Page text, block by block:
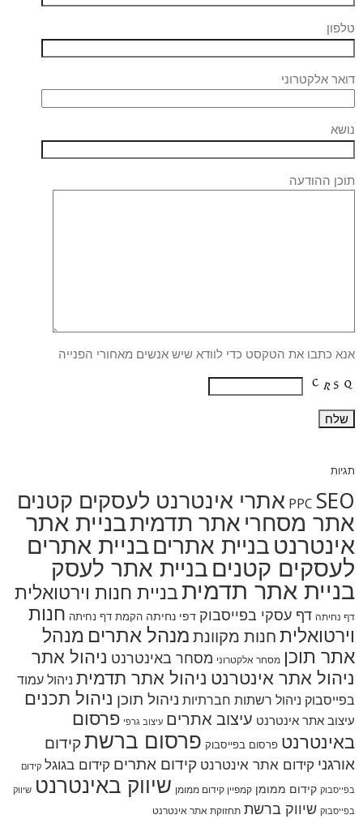
טלפון
דואר אלקטרוני
נושא
תוכן ההודעה
אנא כתבו את הטקסט כדי לוודא שיש אנשים מאחורי הפנייה
תגיות
PPC SEO אתרי אינטרנט לעסקים קטנים
אתר מסחריאתר תדמיתבניית אתר
אינטרנטבניית אתריםבניית אתרים
לעסקים קטניםבניית אתר לעסק
בניית אתר תדמית בניית חנות וירטואלית
דף נחיתה דף עסקי בפייסבוק דפי נחיתה הקמת דף נחיתה חנות
וירטואלית חנות מקוונת מנהל אתרים מנהל
אתר תוכן מסחר אלקטרוני מסחר באינטרנט ניהול אתר
ניהול אתר אינטרנט ניהול אתר תדמית ניהול עמוד
בפייסבוק ניהול רשתות חברתיות ניהול תוכן ניהול תכנים
עיצוב אתר אינטרנט עיצוב אתרים עיצוב גרפי פרסום
באינטרנט פרסום בפייסבוק פרסום ברשת קידום
אורגני קידום אתר אינטרנט קידום אתרים קידום בגוגל קידום
בפייסבוק קידום ממומן קמפיין קידום ממומן שיווק באינטרנט שיווק
בפייסבוק שיווק ברשת תחזוקת אתר אינטרנט